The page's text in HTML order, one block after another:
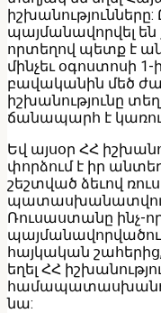
պայմանավորվել
որտեղով պետք է
մինչեւ օգոստոսի
բավականին մեծ
իշխանությունը
ճանապարհ է
Եվ այսօր ՀՀ
փորձում է իր
շեշտված ձեւով
Ռուսաստանը ինչ-
հայկական
եղել ՀՀ
նա: